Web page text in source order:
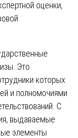
оценки,
Это
которых
и полномочиями
С
выдаваемые
элементы